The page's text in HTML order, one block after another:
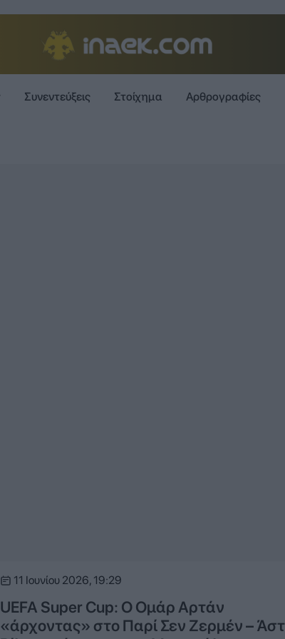
Συνεντεύξεις Στοίχημα Αρθρογραφίες
11 Ιουνίου 2026, 19:29
UEFA Super Cup: Ο Ομάρ Αρτάν
«άρχοντας» στο Παρί Σεν Ζερμέν –